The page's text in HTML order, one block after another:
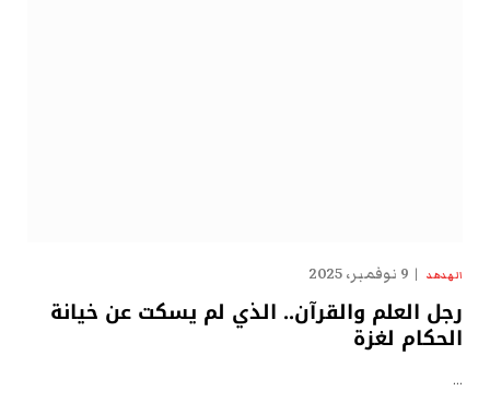
الهدهد 9 نوفمبر، 2025
رجل العلم والقرآن.. الذي لم يسكت عن خيانة
الحكام لغزة
…